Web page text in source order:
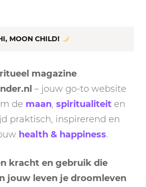
MOON CHILD!
magazine
– jouw go-to website
de maan, spiritualiteit en
praktisch, inspirerend en
health & happiness.
kracht en gebruik die
jouw leven je droomleven